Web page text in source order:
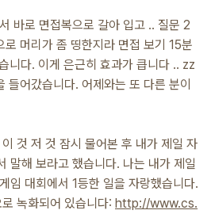
바로 면접복으로 갈아 입고 .. 질문 2
머리가 좀 띵한지라 면접 보기 15분
니다. 이게 은근히 효과가 큽니다 .. zz
어갔습니다. 어제와는 또 다른 분이
것 저 것 잠시 물어본 후 내가 제일 자
말해 보라고 했습니다. 나는 내가 제일
임 대회에서 1등한 일을 자랑했습니다.
녹화되어 있습니다: http://www.cs.